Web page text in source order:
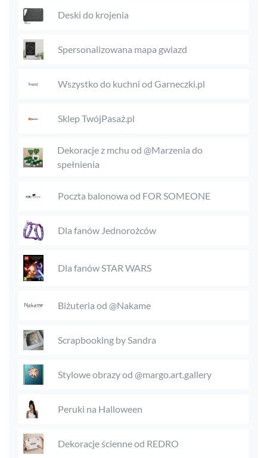
Deski do krojenia
Spersonalizowana mapa gwiazd
Wszystko do kuchni od Garneczki.pl
Sklep TwójPasaż.pl
Dekoracje z mchu od @Marzenia do
spełnienia
Poczta balonowa od FOR SOMEONE
Dla fanów Jednorożców
Dla fanów STAR WARS
Biżuteria od @Nakame
Scrapbooking by Sandra
Stylowe obrazy od @margo.art.gallery
Peruki na Halloween
Dekoracje ścienne od REDRO